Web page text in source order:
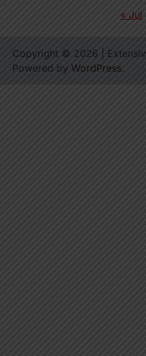
« Jul
Copyright © 2026 |
Powered by WordPress.